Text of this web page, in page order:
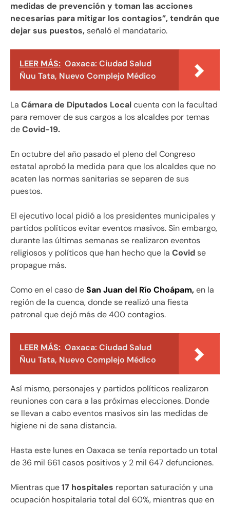
medidas de prevención y toman las acciones
necesarias para mitigar los contagios”, tendrán que
dejar sus puestos, señaló el mandatario.
LEER MÁS: Oaxaca: Ciudad Salud
Ñuu Tata, Nuevo Complejo Médico
La Cámara de Diputados Localcuenta con la facultad
para remover de sus cargos a los alcaldes por temas
deCovid-19.
En octubre del año pasado el pleno del Congreso
estatal aprobó la medida para que los alcaldes que no
acaten las normas sanitarias se separen de sus
puestos.
El ejecutivo local pidió a los presidentes municipales y
partidos políticos evitar eventos masivos. Sin embargo,
durante las últimas semanas se realizaron eventos
religiosos y políticos que han hecho que la Covidse
propague más.
Como en el caso deSan Juan del Río Choápam,en la
región de la cuenca, donde se realizó una fiesta
patronal que dejó más de 400 contagios.
LEER MÁS: Oaxaca: Ciudad Salud
Ñuu Tata, Nuevo Complejo Médico
Así mismo, personajes y partidos políticos realizaron
reuniones con cara a las próximas elecciones. Donde
se llevan a cabo eventos masivos sin las medidas de
higiene ni de sana distancia.
Hasta este lunes en Oaxaca se tenía reportado un total
de 36 mil 661 casos positivos y 2 mil 647 defunciones.
Mientras que17 hospitales reportan saturación y una
ocupación hospitalaria total del 60%, mientras que en